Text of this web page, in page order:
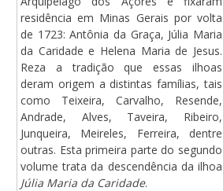
residência em Minas Gerais por volta
de 1723: Antônia da Graça, Júlia Maria
da Caridade e Helena Maria de Jesus.
Reza a tradição que essas ilhoas
deram origem a distintas famílias, tais
como Teixeira, Carvalho, Resende,
Andrade, Alves, Taveira, Ribeiro,
Junqueira, Meireles, Ferreira, dentre
outras. Esta primeira parte do segundo
volume trata da descendência da ilhoa
Júlia Maria da Caridade.